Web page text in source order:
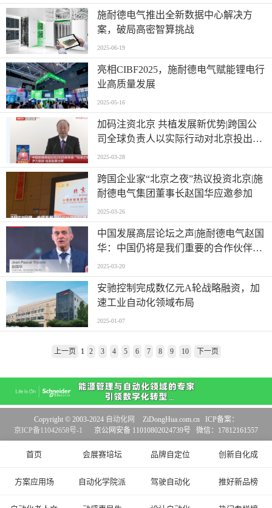
施耐德电气推出全新数据中心解决方
案，破局高密智算挑战
2025-06-19
亮相CIBF2025，施耐德电气赋能锂电行
业高质量发展
2025-05-16
加码注资北京 共植发展新优势|跨国公
司全球负责人以实际行动对北京投出
“信任票”
2025-03-28
跨国企业家“北京之夜”热议投资北京|施
耐德电气集团董事长赵国华应邀参加
2025-03-26
中国发展高层论坛之声|施耐德电气赵国
华：中国仍将是我们重要的合作伙伴和
创新源泉
2025-03-20
安驰控制完成数亿元A轮战略融资，加
速工业自动化领域布局
2025-01-07
上一页 1 2 3 4 5 6 7 8 9 10 下一页
首页 会展赛培坛 品牌自定位 创新自化成
方案应用场 自动化学院派 驾驶自动化 推好新品榜
Copyright © 2003-2024 自动化网
ZiDongHua.com.cn ICP备案：
京ICP备11042658号-1
京公网安备 11010802024739号 微信：17812161557